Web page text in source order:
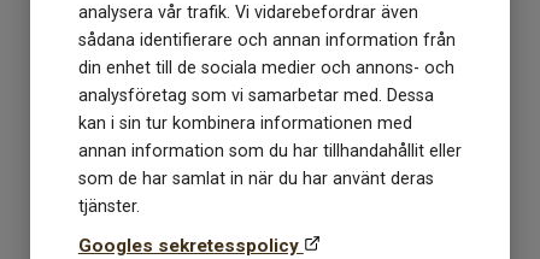
analysera vår trafik. Vi vidarebefordrar även
sådana identifierare och annan information från
din enhet till de sociala medier och annons- och
analysföretag som vi samarbetar med. Dessa
kan i sin tur kombinera informationen med
annan information som du har tillhandahållit eller
som de har samlat in när du har använt deras
tjänster.
Googles sekretesspolicy
027 burgunder
Alta Moda Cashmere 16
045 grågrön